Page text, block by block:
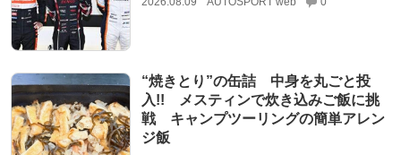
“焼きとり”の缶詰 中身を丸ごと投
入!! メスティンで炊き込みご飯に挑
戦 キャンプツーリングの簡単アレン
ジ飯